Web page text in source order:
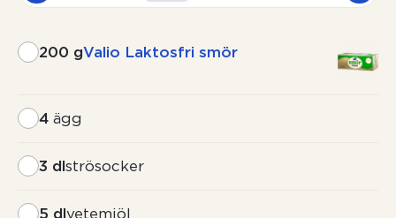
200 gValio Laktosfri smör
4 ägg
3 dlströsocker
5 dlvetemjöl